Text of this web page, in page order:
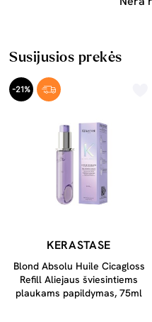
Susijusios prekės
-21%
KERASTASE
Blond Absolu Huile Cicagloss
Refill Aliejaus šviesintiems
plaukams papildymas, 75ml